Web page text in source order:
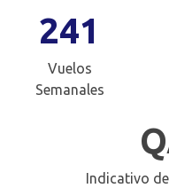
241
Vuelos
Semanales
Indicativo